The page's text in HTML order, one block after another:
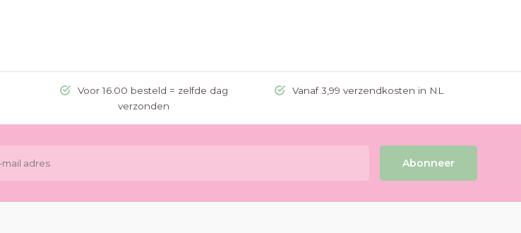
Voor 16.00 besteld = zelfde dag
verzonden
Vanaf 3,99 verzendkosten in NL
Abonneer